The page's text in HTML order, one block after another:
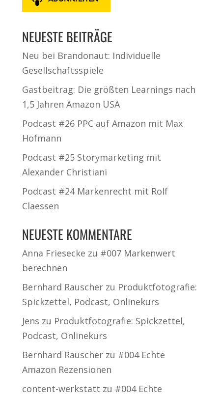
NEUESTE BEITRÄGE
Neu bei Brandonaut: Individuelle
Gesellschaftsspiele
Gastbeitrag: Die größten Learnings nach
1,5 Jahren Amazon USA
Podcast #26 PPC auf Amazon mit Max
Hofmann
Podcast #25 Storymarketing mit
Alexander Christiani
Podcast #24 Markenrecht mit Rolf
Claessen
NEUESTE KOMMENTARE
Anna Friesecke zu #007 Markenwert
berechnen
Bernhard Rauscherzu Produktfotografie:
Spickzettel, Podcast, Onlinekurs
Jens zu Produktfotografie: Spickzettel,
Podcast, Onlinekurs
Bernhard Rauscherzu #004 Echte
Amazon Rezensionen
content-werkstatt zu #004 Echte